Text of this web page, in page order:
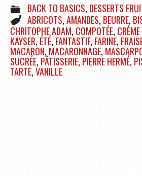
BACK TO BASICS, DESSERTS
ABRICOTS,AMANDES, BEURRE,
CHRITOPHE ADAM, COMPOTÉE,
KAYSER, ÉTÉ, FANTASTIF, FARINE,
MACARON, MACARONNAGE,
SUCRÉE, PÂTISSERIE, PIERRE HERMÉ,
TARTE,VANILLE